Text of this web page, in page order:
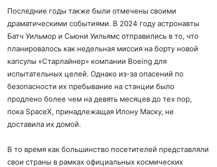
Последние годы также были отмечены своими
драматическими событиями. В 2024 году астронавты
Батч Уильмор и Сьюни Уильямс отправились в то, что
планировалось как недельная миссия на борту новой
капсулы «Старлайнер» компании Boeing для
испытательных целей. Однако из-за опасений по
безопасности их пребывание на станции было
продлено более чем на девять месяцев до тех пор,
пока SpaceX, принадлежащая Илону Маску, не
доставила их домой.
В то время как большинство посетителей представляли
свои страны в рамках официальных космических